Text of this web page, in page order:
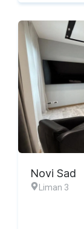
Novi Sad
Liman 3